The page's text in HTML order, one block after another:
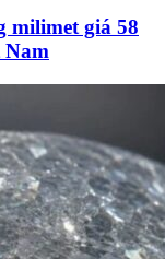
milimet giá 58
Nam